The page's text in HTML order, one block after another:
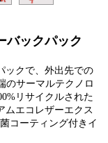
バックパック
ックで、外出先での
のサーマルテクノロ
リサイクルされた
ムエコレザーエクス
コーティング付きイ